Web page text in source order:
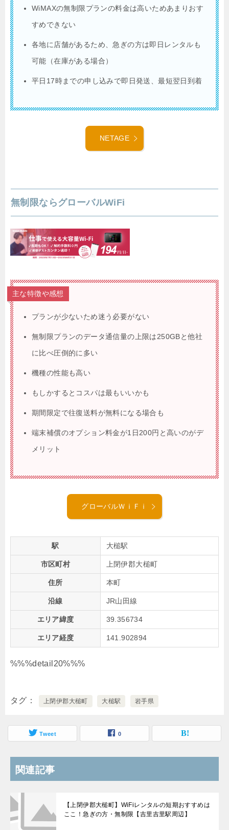
WiMAXの無制限プランの料金は高いためあまりおす
すめできない
各地に店舗があるため、急ぎの方は即日レンタルも
可能（在庫がある場合）
平日17時までの申し込みで即日発送、最短翌日到着
NETAGE
無制限ならグローバルWiFi
主な特徴や感想
プランが少ないため迷う必要がない
無制限プランのデータ通信量の上限は250GBと他社
に比べ圧倒的に多い
機種の性能も高い
もしかするとコスパは最もいいかも
期間限定で往復送料が無料になる場合も
端末補償のオプション料金が1日200円と高いのがデ
メリット
グローバルＷｉＦｉ
駅 大槌駅
市区町村 上閉伊郡大槌町
住所 本町
沿線 JR山田線
エリア緯度 39.356734
エリア経度 141.902894
%%%detail20%%%
タグ 上閉伊郡大槌町 大槌駅 岩手県
Tweet 0
関連記事
【上閉伊郡大槌町】WiFiレンタルの短期おすすめは
ここ！急ぎの方・無制限【吉里吉里駅周辺】